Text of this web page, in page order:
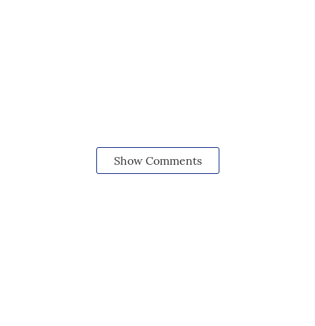
Show Comments